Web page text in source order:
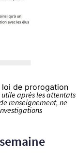
loi de prorogation
utile après les attentats
renseignement, ne